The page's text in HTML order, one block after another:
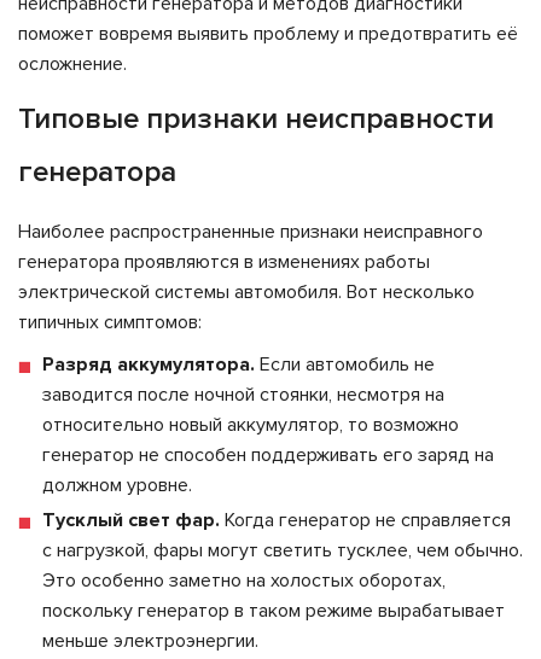
поможет вовремя выявить проблему и предотвратить её
осложнение.
Типовые признаки неисправности
генератора
Наиболее распространенные признаки неисправного
генератора проявляются в изменениях работы
электрической системы автомобиля. Вот несколько
типичных симптомов:
Разряд аккумулятора. Если автомобиль не
заводится после ночной стоянки, несмотря на
относительно новый аккумулятор, то возможно
генератор не способен поддерживать его заряд на
должном уровне.
Тусклый свет фар. Когда генератор не справляется
с нагрузкой, фары могут светить тусклее, чем обычно.
Это особенно заметно на холостых оборотах,
поскольку генератор в таком режиме вырабатывает
меньше электроэнергии.